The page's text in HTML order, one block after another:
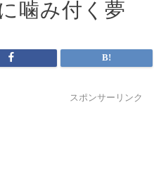
噛み付く夢
スポンサーリンク